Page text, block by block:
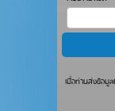
เมื่อท่านส่งข้อมู